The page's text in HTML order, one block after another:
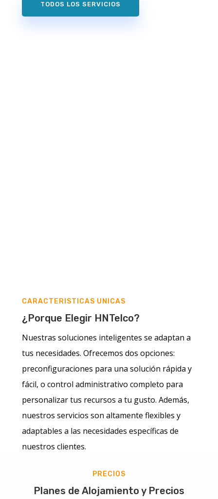
TODOS LOS SERVICIOS
CARACTERISTICAS UNICAS
¿Porque Elegir HNTelco?
Nuestras soluciones inteligentes se adaptan a
tus necesidades. Ofrecemos dos opciones:
preconfiguraciones para una solución rápida y
fácil, o control administrativo completo para
personalizar tus recursos a tu gusto. Además,
nuestros servicios son altamente flexibles y
adaptables a las necesidades específicas de
nuestros clientes.
PRECIOS
Planes de Alojamiento y Precios